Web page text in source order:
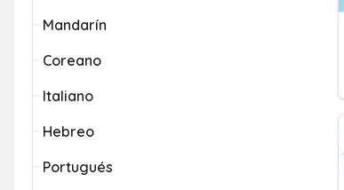
Mandarín
Coreano
Italiano
Hebreo
Portugués